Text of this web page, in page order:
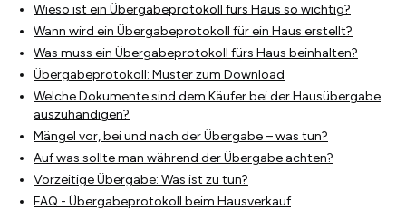
Wieso ist ein Übergabeprotokoll fürs Haus so wichtig?
Wann wird ein Übergabeprotokoll für ein Haus erstellt?
Was muss ein Übergabeprotokoll fürs Haus beinhalten?
Übergabeprotokoll: Muster zum Download
Welche Dokumente sind dem Käufer bei der Hausübergabe
auszuhändigen?
Mängel vor, bei und nach der Übergabe – was tun?
Auf was sollte man während der Übergabe achten?
Vorzeitige Übergabe: Was ist zu tun?
FAQ - Übergabeprotokoll beim Hausverkauf